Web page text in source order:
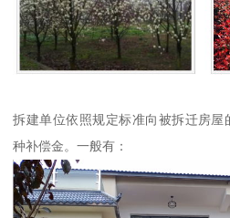
拆建单位依照规定标准向被拆迁房
种补偿金。一般有：